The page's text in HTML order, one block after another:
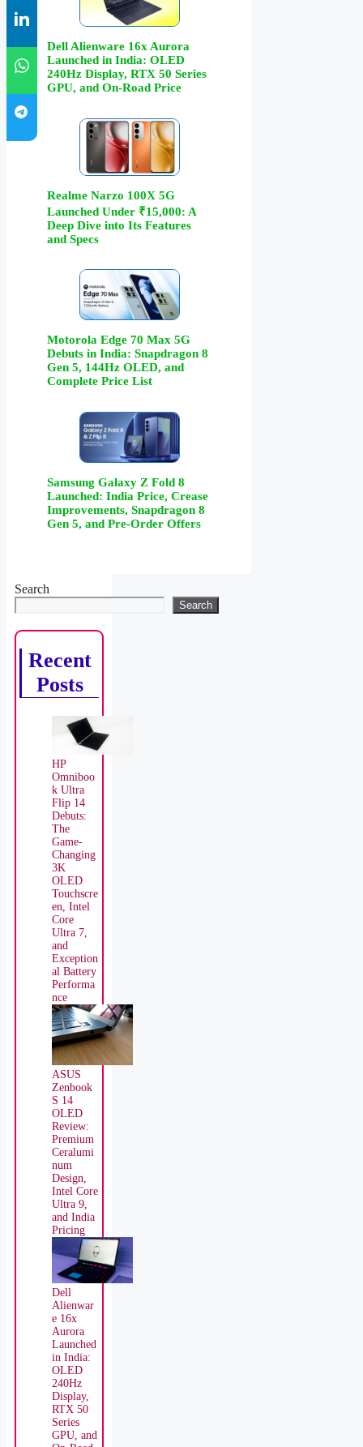
Dell Alienware 16x Aurora
Launched in India: OLED
240Hz Display, RTX 50 Series
GPU, and On-Road Price
Realme Narzo 100X 5G
Launched Under ₹15,000: A
Deep Dive into Its Features
and Specs
Motorola Edge 70 Max 5G
Debuts in India: Snapdragon 8
Gen 5, 144Hz OLED, and
Complete Price List
Samsung Galaxy Z Fold 8
Launched: India Price, Crease
Improvements, Snapdragon 8
Gen 5, and Pre-Order Offers
Search
Search
Recent
Posts
HP
Omniboo
k Ultra
Flip 14
Debuts:
The
Game-
Changing
3K
OLED
Touchscre
en, Intel
Core
Ultra 7,
and
Exception
al Battery
Performa
nce
ASUS
Zenbook
S 14
OLED
Review:
Premium
Ceralumi
num
Design,
Intel Core
Ultra 9,
and India
Pricing
Dell
Alienwar
e 16x
Aurora
Launched
in India:
OLED
240Hz
Display,
RTX 50
Series
GPU, and